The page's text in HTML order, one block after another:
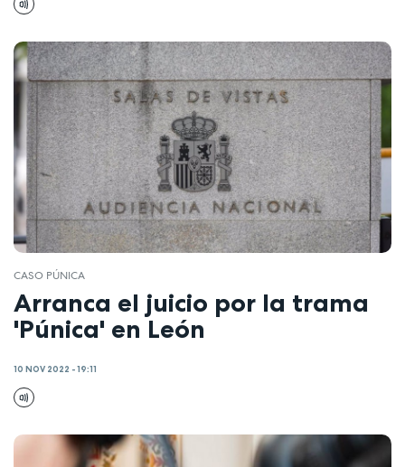
CASO PÚNICA
Arranca el juicio por la trama
'Púnica' en León
10 NOV 2022 - 19:11